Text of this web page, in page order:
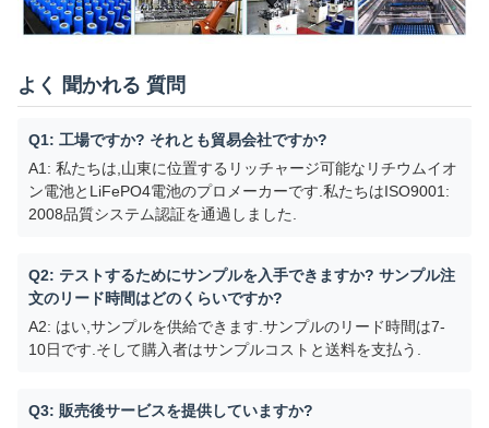
よく 聞かれる 質問
Q1: 工場ですか? それとも貿易会社ですか?
A1: 私たちは,山東に位置するリッチャージ可能なリチウムイオ
ン電池とLiFePO4電池のプロメーカーです.私たちはISO9001:
2008品質システム認証を通過しました.
Q2: テストするためにサンプルを入手できますか? サンプル注
文のリード時間はどのくらいですか?
A2: はい,サンプルを供給できます.サンプルのリード時間は7-
10日です.そして購入者はサンプルコストと送料を支払う.
Q3: 販売後サービスを提供していますか?